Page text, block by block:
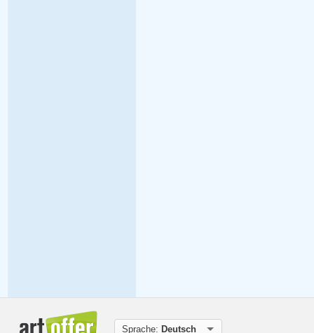
Sprache: Deutsch